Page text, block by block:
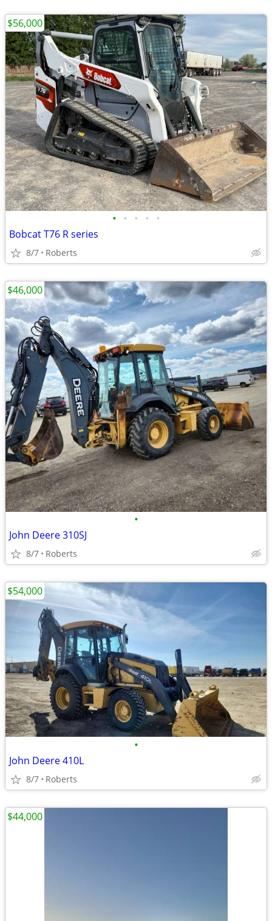
• • • • •
Bobcat T76 R series
8/7 Roberts
$56,000
•
John Deere 310SJ
8/7 Roberts
$46,000
•
John Deere 410L
8/7 Roberts
$54,000
$44,000